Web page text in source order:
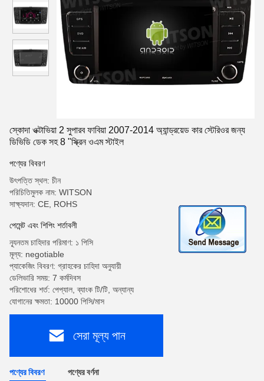
স্কোদা ওক্টাভিয়া 2 সুপারব ফাবিয়া 2007-2014 অ্যান্ড্রয়েড কার স্টেরিওর জন্য
ডিভিডি ডেক সহ 8 "স্ক্রিন ওএম স্টাইল
পণ্যের বিবরণ
উৎপত্তি স্থল: চীন
পরিচিতিমুলক নাম: WITSON
সাক্ষ্যদান: CE, ROHS
পেমেন্ট এবং শিপিং শর্তাবলী
ন্যূনতম চাহিদার পরিমাণ: ১ পিসি
মূল্য: negotiable
প্যাকেজিং বিবরণ: গ্রাহকের চাহিদা অনুযায়ী
ডেলিভারি সময়: 7 কর্মদিবস
পরিশোধের শর্ত: পেপ্যাল, ব্যাংক টি/টি, অন্যান্য
যোগানের ক্ষমতা: 10000 পিসি/মাস
সেরা মূল্য পান
পণ্যের বিবরণ পণ্যের বর্ণনা